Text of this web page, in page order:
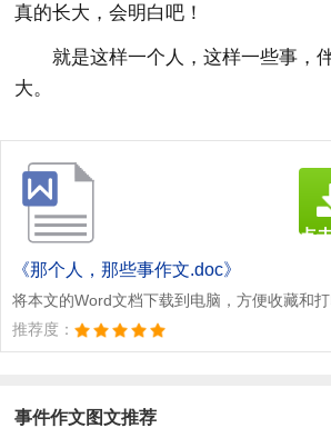
真的长大，会明白吧！
就是这样一个人，这样一些事，
大。
《那个人，那些事作文.doc》
将本文的Word文档下载到电脑，方便收藏和
推荐度：
点
事件作文图文推荐